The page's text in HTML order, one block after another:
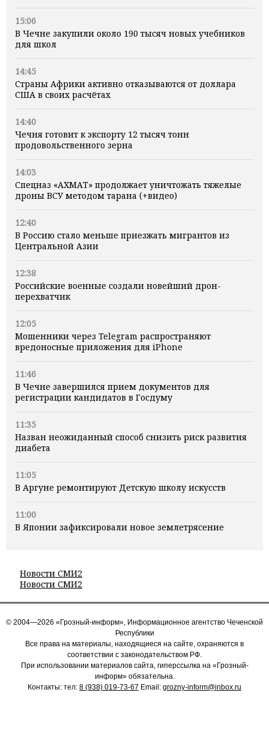
15:06
В Чечне закупили около 190 тысяч новых учебников
для школ
14:45
Страны Африки активно отказываются от доллара
США в своих расчётах
14:40
Чечня готовит к экспорту 12 тысяч тонн
продовольственного зерна
14:03
Спецназ «АХМАТ» продолжает уничтожать тяжелые
дроны ВСУ методом тарана (+видео)
12:40
В Россию стало меньше приезжать мигрантов из
Центральной Азии
12:38
Российские военные создали новейший дрон-
перехватчик
12:05
Мошенники через Telegram распространяют
вредоносные приложения для iPhone
11:46
В Чечне завершился прием документов для
регистрации кандидатов в Госдуму
11:35
Назван неожиданный способ снизить риск развития
диабета
11:05
В Аргуне ремонтируют Детскую школу искусств
11:00
В Японии зафиксировали новое землетрясение
Новости СМИ2
Новости СМИ2
© 2004—2026 «Грозный-информ», Информационное агентство Чеченской
Республики
Все права на материалы, находящиеся на сайте, охраняются в
соответствии с законодательством РФ.
При использовании материалов сайта, гиперссылка на «Грозный-
информ» обязательна.
Контакты: тел: 8 (938) 019-73-67 Email: grozny-inform@inbox.ru